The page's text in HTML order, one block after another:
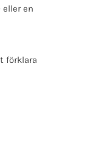
en
förklara